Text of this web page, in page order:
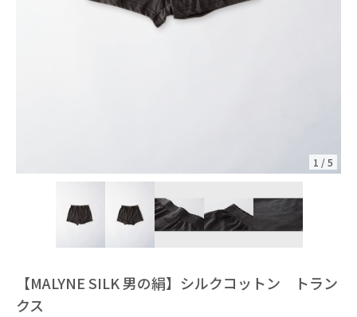
1 /5
【MALYNE SILK 男の絹】シルクコットン トラン
クス